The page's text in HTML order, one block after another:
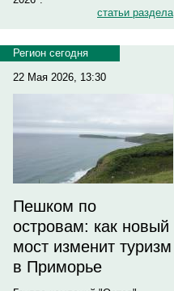
статьи раздела
Регион сегодня
22 Мая 2026, 13:30
Пешком по
островам: как новый
мост изменит туризм
в Приморье